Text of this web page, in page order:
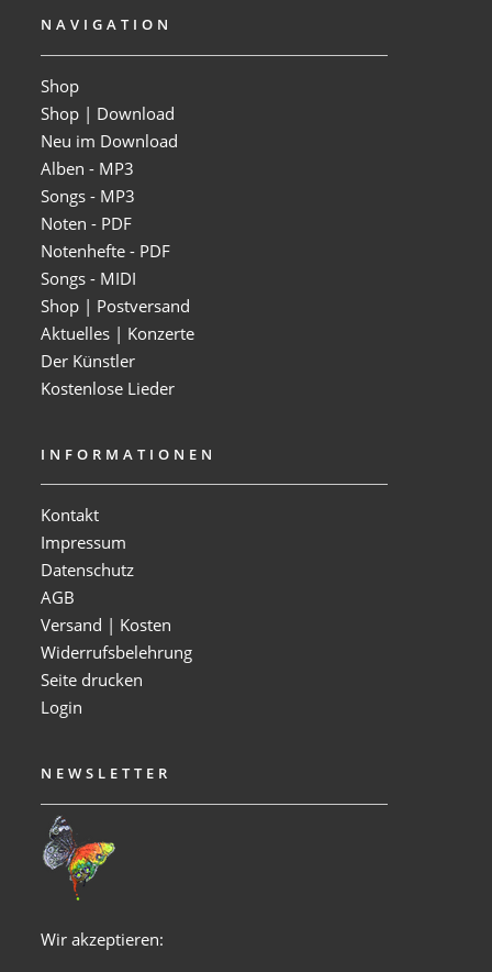
NAVIGATION
Shop
Shop | Download
Neu im Download
Alben - MP3
Songs - MP3
Noten - PDF
Notenhefte - PDF
Songs - MIDI
Shop | Postversand
Aktuelles | Konzerte
Der Künstler
Kostenlose Lieder
INFORMATIONEN
Kontakt
Impressum
Datenschutz
AGB
Versand | Kosten
Widerrufsbelehrung
Seite drucken
Login
NEWSLETTER
Wir akzeptieren: